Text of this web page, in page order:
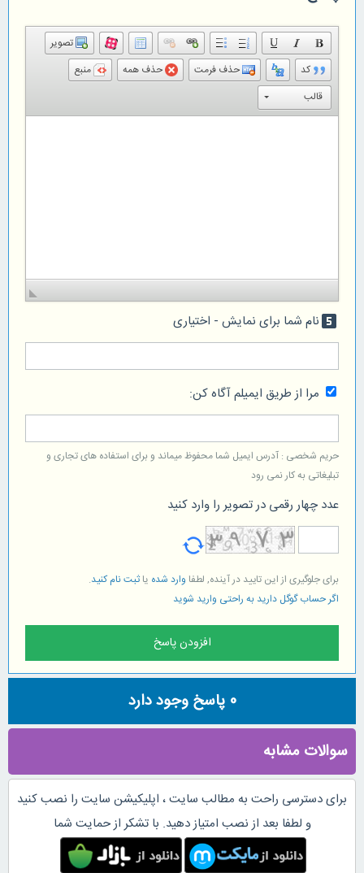
تصویر
کد
حذف فرمت حذف همه
منبع
قالب
looks_5نام شما برای نمایش - اختیاری
مرا از طریق ایمیلم آگاه کن:
حریم شخصی : آدرس ایمیل شما محفوظ میماند و برای استفاده های تجاری و
تبلیغاتی به کار نمی رود
عدد چهار رقمی در تصویر را وارد کنید
برای جلوگیری از این تایید در آینده, لطفا وارد شده یاثبت نام کنید.
اگر حساب گوگل دارید به راحتی وارید شوید
0 پاسخ وجود دارد
سوالات مشابه
برای دسترسی راحت به مطالب سایت ، اپلیکیشن سایت را نصب کنید
و لطفا بعد از نصب امتیاز دهید. با تشکر از حمایت شما